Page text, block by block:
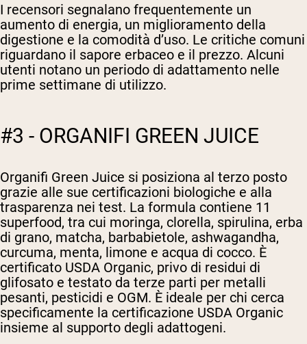
I recensori segnalano frequentemente un
aumento di energia, un miglioramento della
digestione e la comodità d’uso. Le critiche comuni
riguardano il sapore erbaceo e il prezzo. Alcuni
utenti notano un periodo di adattamento nelle
prime settimane di utilizzo.
#3 - ORGANIFI GREEN JUICE
Organifi Green Juice si posiziona al terzo posto
grazie alle sue certificazioni biologiche e alla
trasparenza nei test. La formula contiene 11
superfood, tra cui moringa, clorella, spirulina, erba
di grano, matcha, barbabietole, ashwagandha,
curcuma, menta, limone e acqua di cocco. È
certificato USDA Organic, privo di residui di
glifosato e testato da terze parti per metalli
pesanti, pesticidi e OGM. È ideale per chi cerca
specificamente la certificazione USDA Organic
insieme al supporto degli adattogeni.